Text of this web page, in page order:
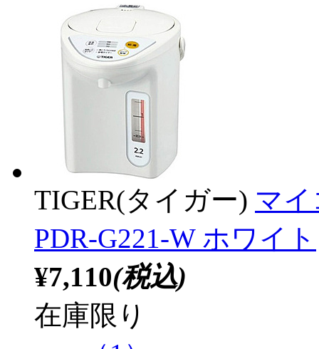
TIGER(タイガー) マ
PDR-G221-W ホワイト
¥7,110(税込)
在庫限り